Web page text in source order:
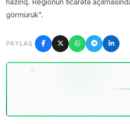
görmürük”.
PAYLAŞ